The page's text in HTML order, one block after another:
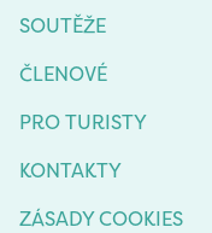
SOUTĚŽE
ČLENOVÉ
PRO TURISTY
KONTAKTY
ZÁSADY COOKIES